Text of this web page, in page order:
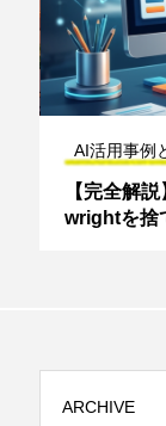
AI活用事例
【完全解
wrightを捨
ARCHIVE